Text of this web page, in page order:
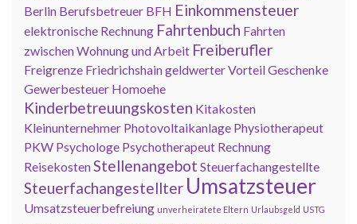
Berlin Berufsbetreuer BFH Einkommensteuer
elektronische Rechnung Fahrtenbuch Fahrten
zwischen Wohnung und Arbeit Freiberufler
Freigrenze Friedrichshaingeldwerter VorteilGeschenke
Gewerbesteuer Homoehe
Kinderbetreuungskosten Kitakosten
Kleinunternehmer Photovoltaikanlage Physiotherapeut
PKW Psychologe Psychotherapeut Rechnung
ReisekostenStellenangebot Steuerfachangestellte
Steuerfachangestellter Umsatzsteuer
Umsatzsteuerbefreiung unverheiratete Eltern Urlaubsgeld USTG